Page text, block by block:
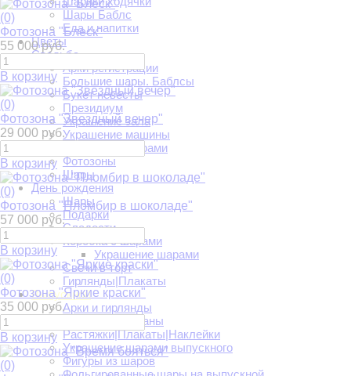
Шары Баблс
Еда и напитки
Цветы
Свадьба
Арки регистрации
Большие шары. Баблсы
Букет невесты
Президиум
Украшение зала
Украшение машины
Украшение шарами
Фотозоны
Шары
День рождения
Шары
Подарки
Сладости
Коробка с шарами
Украшение шарами
Свечи в торт
Гирлянды|Плакаты
Выпускной
Арки и гирлянды
Букеты и фонтаны
Растяжки|Плакаты|Наклейки
Украшение шарами выпускного
Фигуры из шаров
(0)
Фотозона "Блеск"
55 000 руб.
В корзину
(0)
Фотозона "Звездный вечер"
29 000 руб.
В корзину
(0)
Фотозона "Пломбир в шоколаде"
57 000 руб.
В корзину
(0)
Фотозона "Яркие краски"
35 000 руб.
В корзину
(0)